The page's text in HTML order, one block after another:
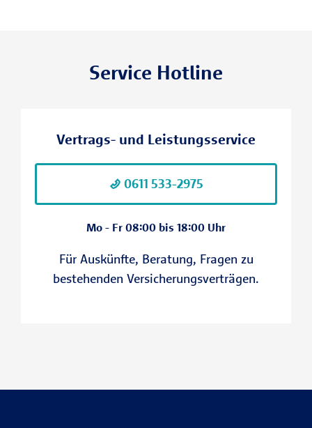
Service Hotline
Vertrags- und Leistungsservice
0611 533-2975
Mo - Fr 08:00 bis 18:00 Uhr
Für Auskünfte, Beratung, Fragen zu
bestehenden Versicherungsverträgen.